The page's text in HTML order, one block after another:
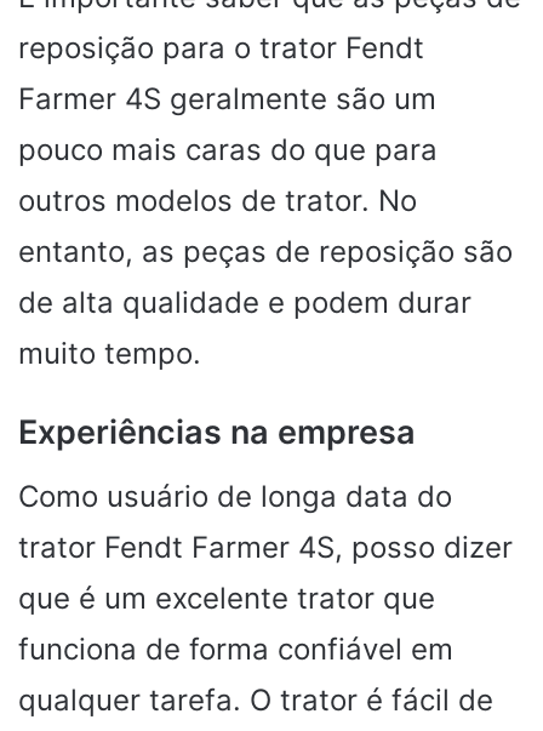
reposição para o trator Fendt
Farmer 4S geralmente são um
pouco mais caras do que para
outros modelos de trator. No
entanto, as peças de reposição são
de alta qualidade e podem durar
muito tempo.
Experiências na empresa
Como usuário de longa data do
trator Fendt Farmer 4S, posso dizer
que é um excelente trator que
funciona de forma confiável em
qualquer tarefa. O trator é fácil de